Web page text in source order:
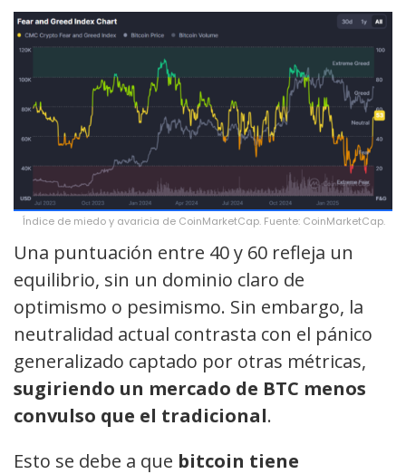
Índice de miedo y avaricia de CoinMarketCap. Fuente: CoinMarketCap.
Una puntuación entre 40 y 60 refleja un
equilibrio, sin un dominio claro de
optimismo o pesimismo. Sin embargo, la
neutralidad actual contrasta con el pánico
generalizado captado por otras métricas,
sugiriendo un mercado de BTC menos
convulso que el tradicional.
Esto se debe a que bitcoin tiene